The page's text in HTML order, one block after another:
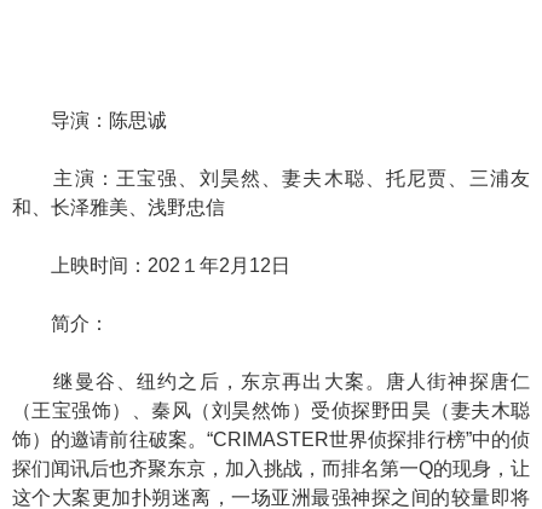
导演：陈思诚
主演：王宝强、刘昊然、妻夫木聪、托尼贾、三浦友
和、长泽雅美、浅野忠信
上映时间：202１年2月12日
简介：
继曼谷、纽约之后，东京再出大案。唐人街神探唐仁
（王宝强饰）、秦风（刘昊然饰）受侦探野田昊（妻夫木聪
饰）的邀请前往破案。“CRIMASTER世界侦探排行榜”中的侦
探们闻讯后也齐聚东京，加入挑战，而排名第一Q的现身，让
这个大案更加扑朔迷离，一场亚洲最强神探之间的较量即将